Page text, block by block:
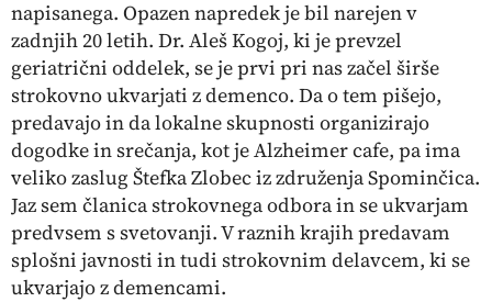
napisanega. Opazen napredek je bil narejen v
zadnjih 20 letih. Dr. Aleš Kogoj, ki je prevzel
geriatrični oddelek, se je prvi pri nas začel širše
strokovno ukvarjati z demenco. Da o tem pišejo,
predavajo in da lokalne skupnosti organizirajo
dogodke in srečanja, kot jeAlzheimer cafe, pa ima
veliko zaslug Štefka Zlobec iz združenja Spominčica.
Jaz sem članica strokovnega odbora in se ukvarjam
predvsem s svetovanji. V raznih krajih predavam
splošni javnosti in tudi strokovnim delavcem, ki se
ukvarjajo z demencami.